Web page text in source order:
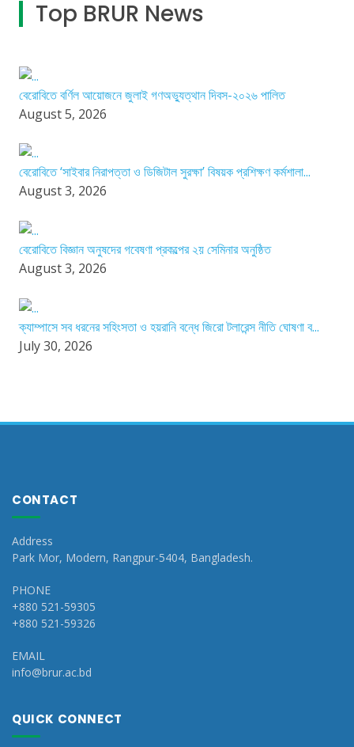
Top BRUR News
বেরোবিতে বর্ণিল আয়োজনে জুলাই গণঅভ্যুত্থান দিবস-২০২৬ পালিত
August 5, 2026
বেরোবিতে ‘সাইবার নিরাপত্তা ও ডিজিটাল সুরক্ষা’ বিষয়ক প্রশিক্ষণ কর্মশালা...
August 3, 2026
বেরোবিতে বিজ্ঞান অনুষদের গবেষণা প্রকল্পের ২য় সেমিনার অনুষ্ঠিত
August 3, 2026
ক্যাম্পাসে সব ধরনের সহিংসতা ও হয়রানি বন্ধে জিরো টলারেন্স নীতি ঘোষণা ব...
July 30, 2026
CONTACT
Address
Park Mor, Modern, Rangpur-5404, Bangladesh.
PHONE
+880 521-59305
+880 521-59326
EMAIL
info@brur.ac.bd
QUICK CONNECT